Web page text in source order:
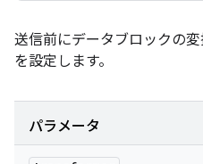
送信前にデータブロックの
を設定します。
パラメータ